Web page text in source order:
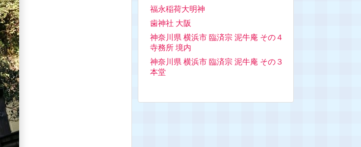
福永稲荷大明神
歯神社 大阪
神奈川県 横浜市 臨済宗 泥牛庵 その４
寺務所 境内
神奈川県 横浜市 臨済宗 泥牛庵 その３
本堂